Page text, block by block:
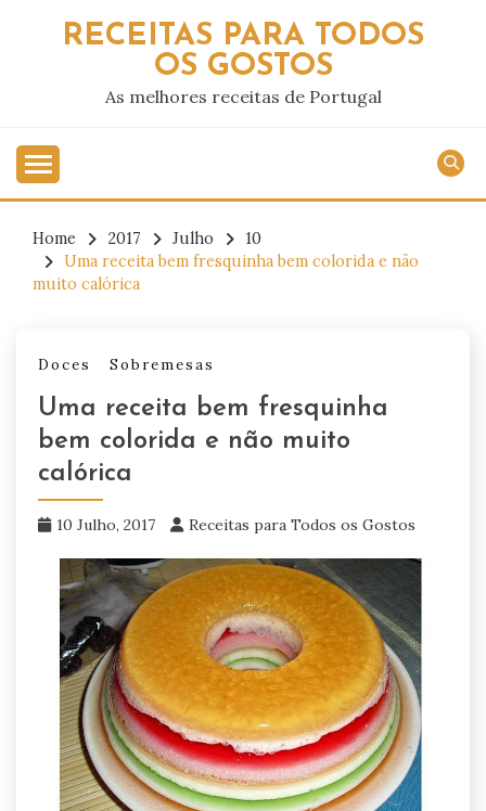
RECEITAS PARA TODOS
OS GOSTOS
As melhores receitas de Portugal
Home 2017 Julho
10
Uma receita bem fresquinha bem colorida e não
muito calórica
Doces Sobremesas
Uma receita bem fresquinha
bem colorida e não muito
calórica
10 Julho, 2017 Receitas para Todos os Gostos